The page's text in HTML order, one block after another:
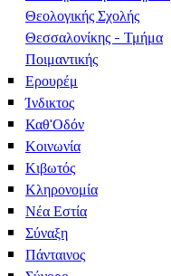
Θεολογικής Σχολής
Θεσσαλονίκης - Τμήμα
Ποιμαντικής
Ερουρέμ
Ίνδικτος
Καθ'Οδόν
Κοινωνία
Κιβωτός
Κληρονομία
Νέα Εστία
Σύναξη
Πάνταινος